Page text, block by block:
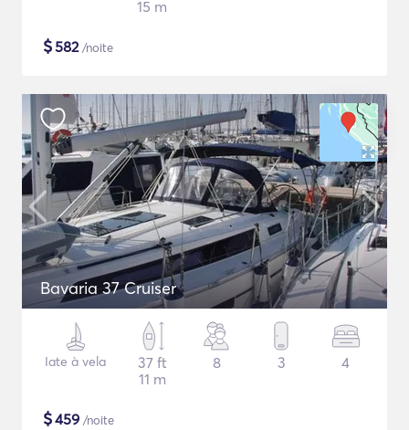
15 m
$582/noite
Bavaria 37 Cruiser
Iate à vela
37 ft
11 m
8 3 4
$459 /noite